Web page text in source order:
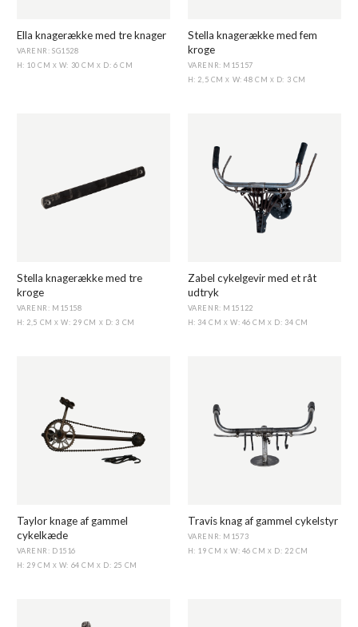
Ella knagerække med tre knager
VARENR: SG1528
H: 10 CM X W: 30 CM X D: 6 CM
Stella knagerække med fem
kroge
VARENR: M15157
H: 2,5 CMX W: 48 CM X D: 3 CM
Stella knagerække med tre
kroge
VARENR: M15158
H: 2,5 CMX W: 29 CM X D: 3 CM
Zabel cykelgevir med et råt
udtryk
VARENR: M15122
H: 34 CM X W: 46 CMX D: 34 CM
Taylor knage af gammel
cykelkæde
VARENR: D1516
H: 29 CM X W: 64 CM X D: 25 CM
Travis knag af gammel cykelstyr
VARENR: M1573
H: 19 CM X W: 46 CMX D: 22 CM